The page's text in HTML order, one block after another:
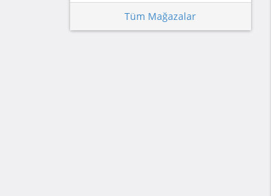
Tüm Mağazalar